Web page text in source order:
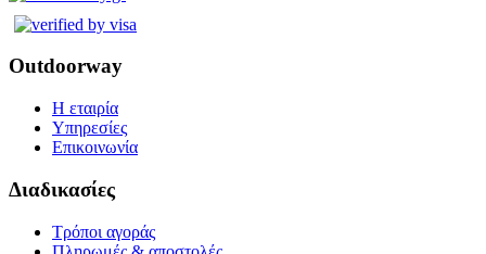
Outdoorway
Η εταιρία
Υπηρεσίες
Επικοινωνία
Διαδικασίες
Τρόποι αγοράς